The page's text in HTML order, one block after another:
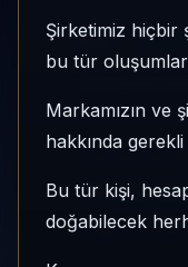
Şirketimiz hiçbir
bu tür
Markamızın ve
hakkında
Bu tür kişi,
doğabilecek
FSF Para
3 Ay:+%10,42